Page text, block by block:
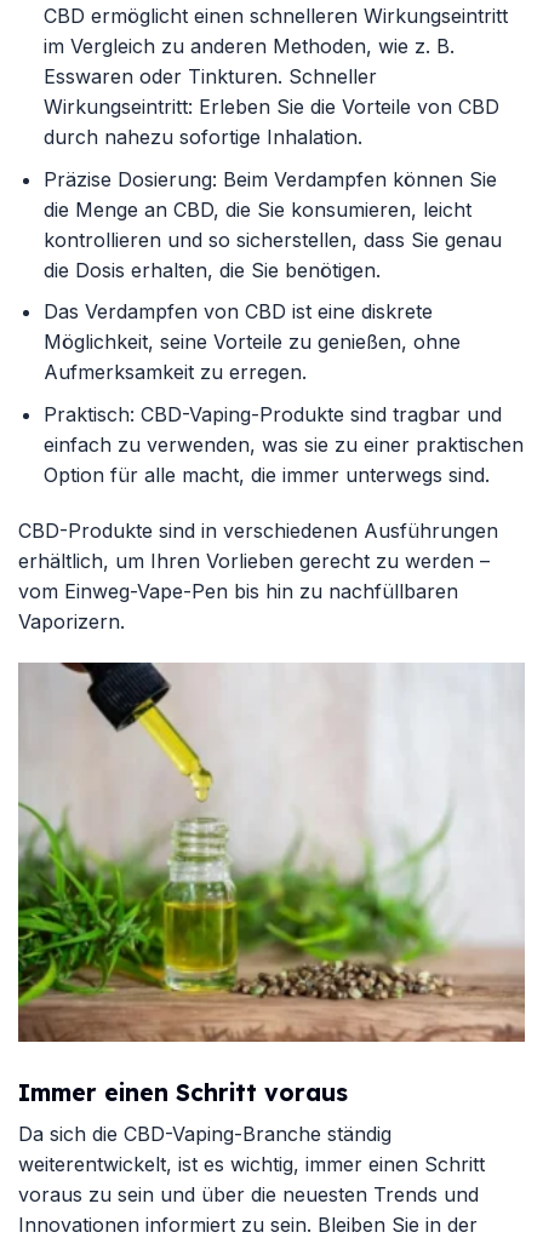
CBD ermöglicht einen schnelleren Wirkungseintritt
im Vergleich zu anderen Methoden, wie z. B.
Esswaren oder Tinkturen. Schneller
Wirkungseintritt: Erleben Sie die Vorteile von CBD
durch nahezu sofortige Inhalation.
Präzise Dosierung: Beim Verdampfen können Sie
die Menge an CBD, die Sie konsumieren, leicht
kontrollieren und so sicherstellen, dass Sie genau
die Dosis erhalten, die Sie benötigen.
Das Verdampfen von CBD ist eine diskrete
Möglichkeit, seine Vorteile zu genießen, ohne
Aufmerksamkeit zu erregen.
Praktisch: CBD-Vaping-Produkte sind tragbar und
einfach zu verwenden, was sie zu einer praktischen
Option für alle macht, die immer unterwegs sind.
CBD-Produkte sind in verschiedenen Ausführungen
erhältlich, um Ihren Vorlieben gerecht zu werden –
vom Einweg-Vape-Pen bis hin zu nachfüllbaren
Vaporizern.
Immer einen Schritt voraus
Da sich die CBD-Vaping-Branche ständig
weiterentwickelt, ist es wichtig, immer einen Schritt
voraus zu sein und über die neuesten Trends und
Innovationen informiert zu sein. Bleiben Sie in der